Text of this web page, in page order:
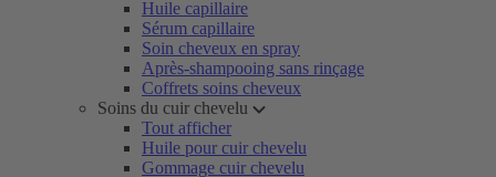
Huile capillaire
Sérum capillaire
Soin cheveux en spray
Après-shampooing sans rinçage
Coffrets soins cheveux
Soins du cuir chevelu
Tout afficher
Huile pour cuir chevelu
Gommage cuir chevelu